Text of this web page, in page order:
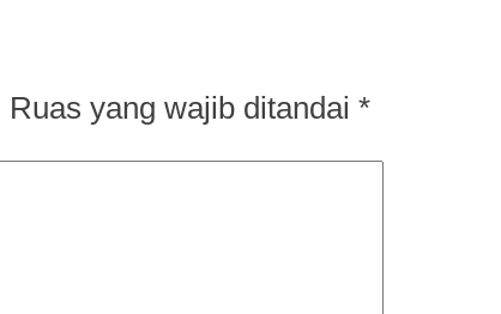
Ruas yang wajib ditandai *